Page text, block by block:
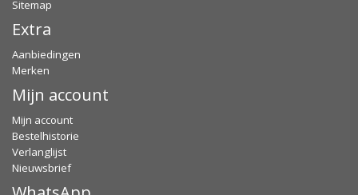
Sitemap
Extra
Aanbiedingen
Merken
Mijn account
Mijn account
Bestelhistorie
Verlanglijst
Nieuwsbrief